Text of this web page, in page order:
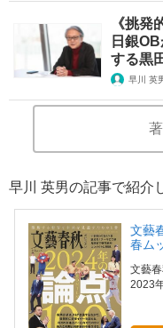
《挑発
日銀
する黒
早川 英
早川 英男の記事で紹介
文藝
春ム
文藝
2023